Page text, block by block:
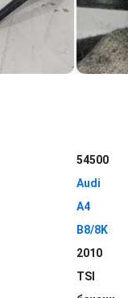
54500
Audi
A4
B8/8K
2010
TSI